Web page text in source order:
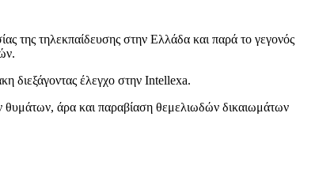
της τηλεκπαίδευσης στην Ελλάδα και παρά το γεγονός
διεξάγοντας έλεγχο στην Intellexa.
άρα και παραβίαση θεμελιωδών δικαιωμάτων